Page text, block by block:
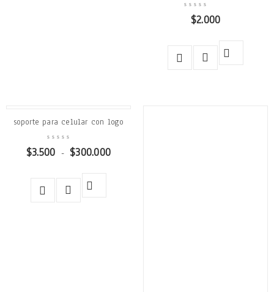
$2.000
soporte para celular con logo
$3.500 - $300.000